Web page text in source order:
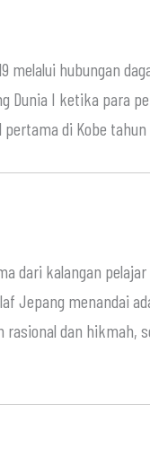
hubungan
I ketika para
di Kobe tahun
dari kalangan
Jepang menandai
rasional dan hikmah,